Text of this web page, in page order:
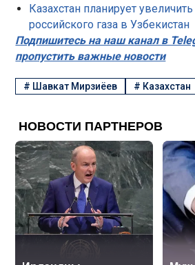
Казахстан планирует увеличить
российского газа в Узбекистан
Подпишитесь на наш канал в
пропустить важные новости
# Шавкат Мирзиёев # Казахстан